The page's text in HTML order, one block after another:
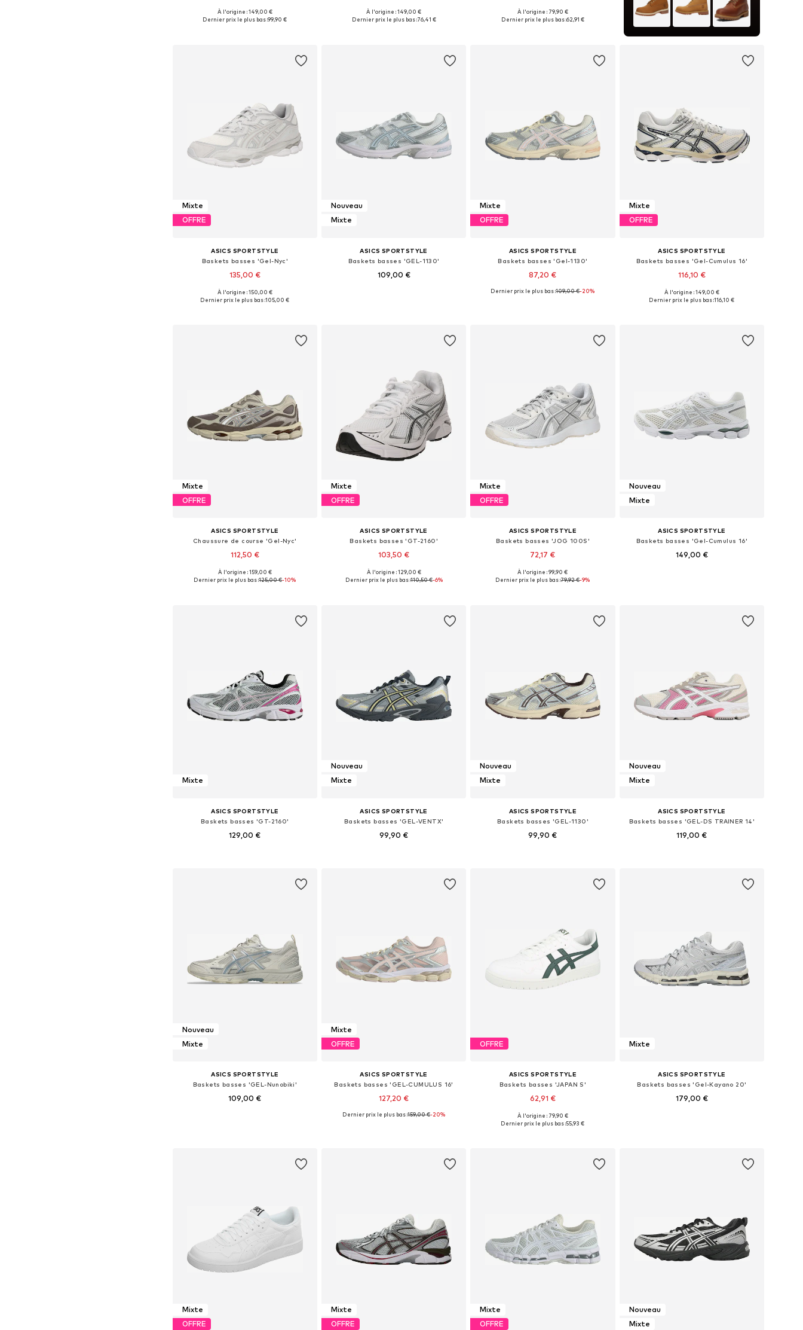
+1
Disponible en plusieurs tailles
À l'origine : 149,00 €
Dernier prix le plus bas :99,90 €
+1
Disponible en plusieurs tailles
À l'origine : 149,00 €
Dernier prix le plus bas :76,41 €
Disponible en plusieurs tailles
À l'origine : 79,90 €
Dernier prix le plus bas :62,91 €
Mixte
OFFRE
ASICS SPORTSTYLE
Baskets basses 'Gel-Nyc'
135,00 €
Disponible en plusieurs tailles
À l'origine : 150,00 €
Dernier prix le plus bas :105,00 €
Nouveau
Mixte
ASICS SPORTSTYLE
Baskets basses 'GEL-1130'
109,00 €
Mixte
OFFRE
ASICS SPORTSTYLE
Baskets basses 'Gel-1130'
87,20 €
Disponible en plusieurs tailles
Dernier prix le plus bas :109,00 €-20%
Mixte
OFFRE
ASICS SPORTSTYLE
Baskets basses 'Gel-Cumulus 16'
116,10 €
+1
Disponible en plusieurs tailles
À l'origine : 149,00 €
Dernier prix le plus bas :116,10 €
Mixte
OFFRE
ASICS SPORTSTYLE
Chaussure de course 'Gel-Nyc'
112,50 €
Disponible en plusieurs tailles
À l'origine : 159,00 €
Dernier prix le plus bas :125,00 €-10%
Mixte
OFFRE
ASICS SPORTSTYLE
Baskets basses 'GT-2160'
103,50 €
+5
Disponible en plusieurs tailles
À l'origine : 129,00 €
Dernier prix le plus bas :110,50 €-6%
Mixte
OFFRE
ASICS SPORTSTYLE
Baskets basses 'JOG 100S'
72,17 €
Disponible en plusieurs tailles
À l'origine : 99,90 €
Dernier prix le plus bas :79,92 €-9%
Nouveau
Mixte
ASICS SPORTSTYLE
Baskets basses 'Gel-Cumulus 16'
149,00 €
Mixte
ASICS SPORTSTYLE
Baskets basses 'GT-2160'
129,00 €
Nouveau
Mixte
ASICS SPORTSTYLE
Baskets basses 'GEL-VENTX'
99,90 €
Nouveau
Mixte
ASICS SPORTSTYLE
Baskets basses 'GEL-1130'
99,90 €
Nouveau
Mixte
ASICS SPORTSTYLE
Baskets basses 'GEL-DS TRAINER 14'
119,00 €
Nouveau
Mixte
ASICS SPORTSTYLE
Baskets basses 'GEL-Nunobiki'
109,00 €
Mixte
OFFRE
ASICS SPORTSTYLE
Baskets basses 'GEL-CUMULUS 16'
127,20 €
Disponible en plusieurs tailles
Dernier prix le plus bas :159,00 €-20%
OFFRE
ASICS SPORTSTYLE
Baskets basses 'JAPAN S'
62,91 €
Disponible en plusieurs tailles
À l'origine : 79,90 €
Dernier prix le plus bas :55,93 €
Mixte
ASICS SPORTSTYLE
Baskets basses 'Gel-Kayano 20'
179,00 €
Mixte
OFFRE
Mixte
OFFRE
Mixte
OFFRE
Nouveau
Mixte